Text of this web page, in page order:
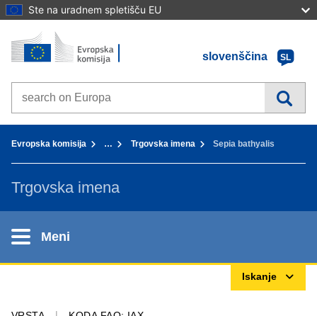
Ste na uradnem spletišču EU
Pojdi na vsebino
Domov - Evropska komisija
slovenščina
SL
Search on Europa websites
Evropska komisija … Trgovska imena Sepia bathyalis
Trgovska imena
Meni
Iskanje